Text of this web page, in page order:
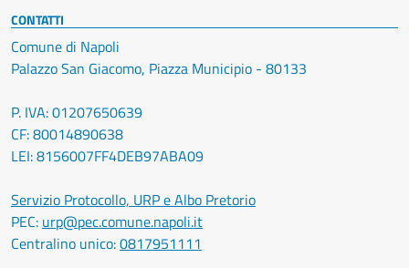
CONTATTI
Comune di Napoli
Palazzo San Giacomo, Piazza Municipio - 80133
P. IVA: 01207650639
CF: 80014890638
LEI: 8156007FF4DEB97ABA09
Servizio Protocollo, URP e Albo Pretorio
PEC: urp@pec.comune.napoli.it
Centralino unico:0817951111